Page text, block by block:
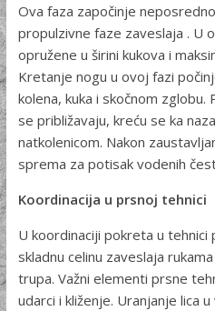
Ova faza započinje
propulzivne faze zaveslaja . U
opružene u širini kukova i
Kretanje nogu u ovoj fazi
kolena, kuka i skočnom zglobu.
se približavaju, kreću se ka
natkolenicom. Nakon
sprema za potisak vodenih
Koordinacija u prsnoj tehnici
U koordinaciji pokreta u
skladnu celinu zaveslaja
trupa. Važni elementi prsne
udarci i kliženje. Uranjanje lica